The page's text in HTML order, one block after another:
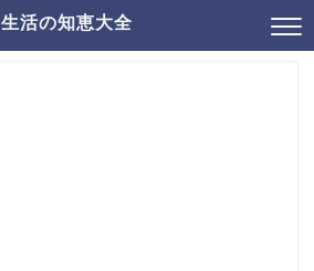
生活の知恵大全